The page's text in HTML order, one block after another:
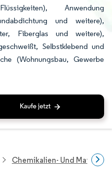
Anwendung
und weitere),
Fiberglas und weitere),
Selbstklebend und
(Wohnungsbau, Gewerbe
Chemikalien- Und